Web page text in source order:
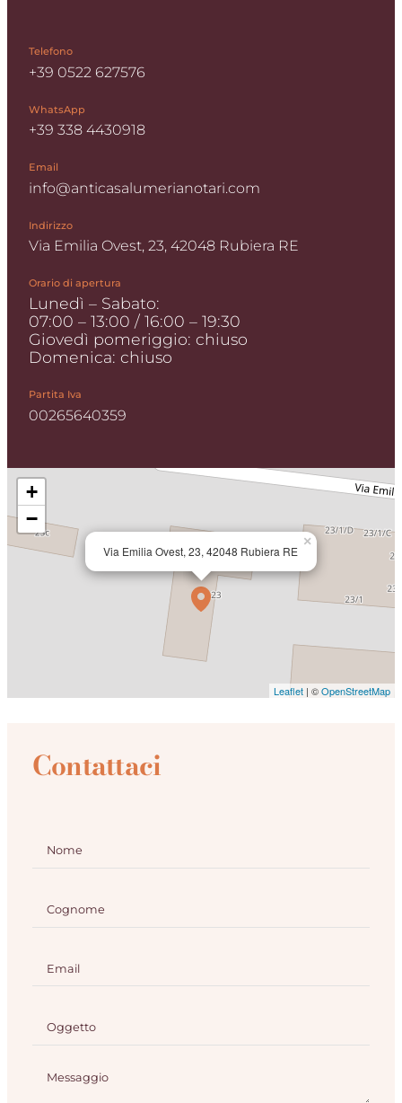
Telefono
+39 0522 627576
WhatsApp
+39 338 4430918
Email
info@anticasalumerianotari.com
Indirizzo
Via Emilia Ovest, 23, 42048 Rubiera RE
Orario di apertura
Lunedì – Sabato:
07:00 – 13:00 / 16:00 – 19:30
Giovedì pomeriggio: chiuso
Domenica: chiuso
Partita Iva
00265640359
Via Emilia Ovest, 23, 42048 Rubiera RE
×
+
−
Leaflet | ©OpenStreetMap
Contattaci